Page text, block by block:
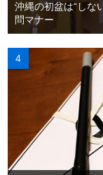
沖縄の初盆は“しな
問マナー